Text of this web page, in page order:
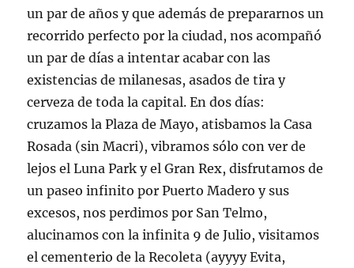
un par de años y que además de prepararnos un
recorrido perfecto por la ciudad, nos acompañó
un par de días a intentar acabar con las
existencias de milanesas, asados de tira y
cerveza de toda la capital. En dos días:
cruzamos la Plaza de Mayo, atisbamos la Casa
Rosada (sin Macri), vibramos sólo con ver de
lejos el Luna Park y el Gran Rex, disfrutamos de
un paseo infinito por Puerto Madero y sus
excesos, nos perdimos por San Telmo,
alucinamos con la infinita 9 de Julio, visitamos
el cementerio de la Recoleta (ayyyy Evita,